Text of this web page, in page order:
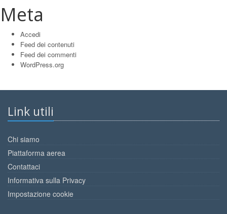
Meta
Accedi
Feed dei contenuti
Feed dei commenti
WordPress.org
Link utili
Chi siamo
Piattaforma aerea
Contattaci
Informativa sulla Privacy
Impostazione cookie